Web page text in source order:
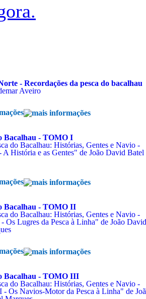
- Recordações da pesca do bacalhau
Aveiro
Bacalhau - TOMO I
do Bacalhau: Histórias, Gentes e Navio -
História e as Gentes" de João David Batel
Bacalhau - TOMO II
do Bacalhau: Histórias, Gentes e Navio -
Os Lugres da Pesca à Linha" de João David
Bacalhau - TOMO III
do Bacalhau: Histórias, Gentes e Navio -
Os Navios-Motor da Pesca à Linha" de